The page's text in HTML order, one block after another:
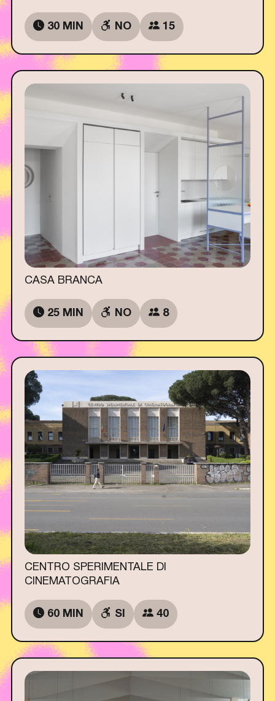
30 MIN NO 15
CASA BRANCA
25 MIN NO 8
CENTRO SPERIMENTALE DI
CINEMATOGRAFIA
60 MIN SI 40